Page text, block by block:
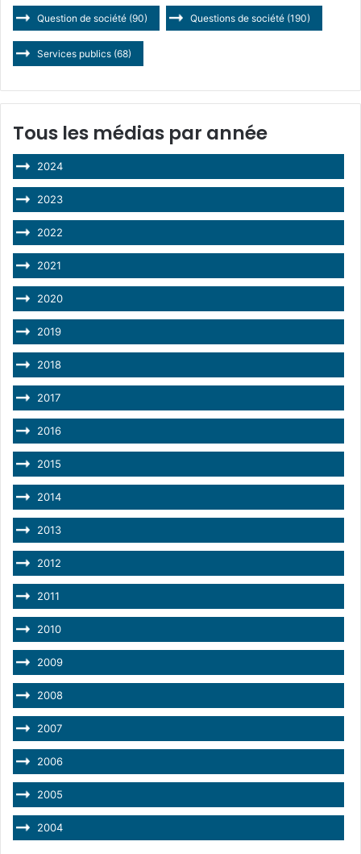
Question de société (90) Questions de société (190)
Services publics (68)
Tous les médias par année
2024
2023
2022
2021
2020
2019
2018
2017
2016
2015
2014
2013
2012
2011
2010
2009
2008
2007
2006
2005
2004